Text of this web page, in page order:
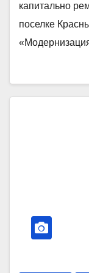
капитально
поселке